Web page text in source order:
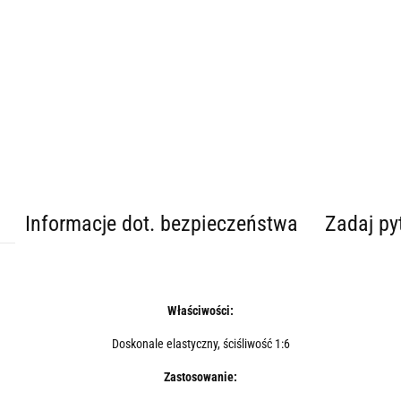
Informacje dot. bezpieczeństwa Zadaj
Właściwości:
Doskonale elastyczny, ściśliwość 1:6
Zastosowanie: